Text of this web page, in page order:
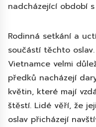
nadcházející období
Rodinná setkání a
součástí těchto
Vietnamce velmi
předků nacházejí
květin, které mají
štěstí. Lidé věří, že
oslav přicházejí